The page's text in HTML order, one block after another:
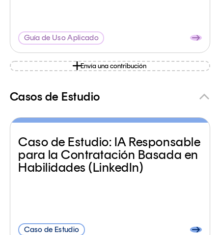
Guía de Uso Aplicado
Envía una contribución
Casos de Estudio
Caso de Estudio: IA Responsable
para la Contratación Basada en
Habilidades (LinkedIn)
Caso de Estudio